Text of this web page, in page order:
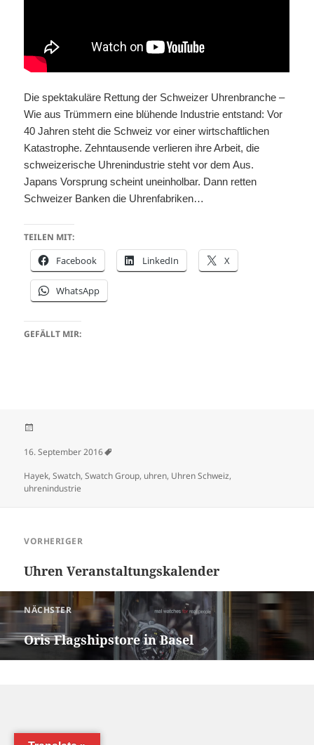
Die spektakuläre Rettung der Schweizer Uhrenbranche –
Wie aus Trümmern eine blühende Industrie entstand: Vor
40 Jahren steht die Schweiz vor einer wirtschaftlichen
Katastrophe. Zehntausende verlieren ihre Arbeit, die
schweizerische Uhrenindustrie steht vor dem Aus.
Japans Vorsprung scheint uneinholbar. Dann retten
Schweizer Banken die Uhrenfabriken…
TEILEN MIT:
Facebook LinkedIn X
WhatsApp
GEFÄLLT MIR:
16. September 2016
Hayek,Swatch,Swatch Group, uhren, Uhren Schweiz,
uhrenindustrie
VORHERIGER
Uhren Veranstaltungskalender
NÄCHSTER
Nächster Beitrag:
Oris Flagshipstore in Basel